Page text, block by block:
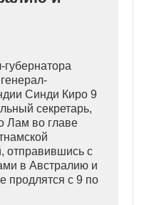
Синди Киро 9
секретарь,
Лам во главе
отправившись с
в Австралию и
продлятся с 9 по